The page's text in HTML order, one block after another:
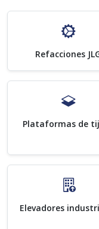
Refacciones
Plataformas de
Elevadores